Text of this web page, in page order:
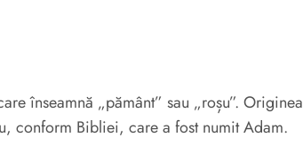
înseamnă „pământ” sau „roșu”. Originea
conform Bibliei, care a fost numit Adam.